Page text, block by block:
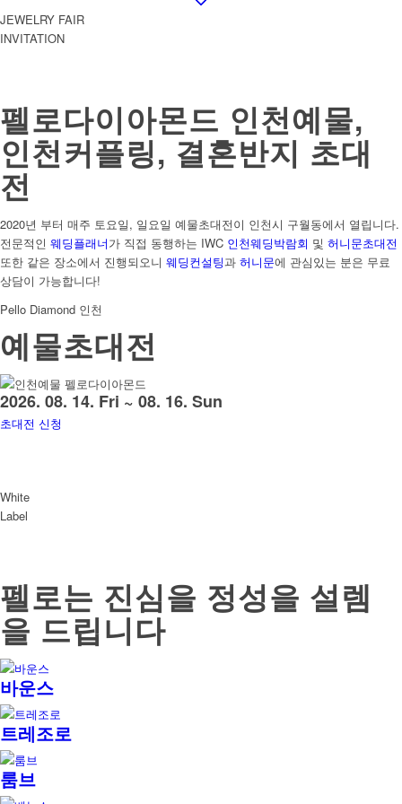
JEWELRY FAIR
INVITATION
펠로다이아몬드 인천예물,
인천커플링, 결혼반지 초대
전
2020년 부터 매주 토요일, 일요일 예물초대전이 인천시 구월동에서 열립니다.
전문적인 웨딩플래너가 직접 동행하는 IWC 인천웨딩박람회 및 허니문초대전
또한 같은 장소에서 진행되오니 웨딩컨설팅과 허니문에 관심있는 분은 무료
상담이 가능합니다!
Pello Diamond 인천
예물초대전
2026. 08. 14. Fri ~ 08. 16. Sun
초대전 신청
White
Label
펠로는 진심을 정성을 설렘
을 드립니다
바운스
트레조로
룸브